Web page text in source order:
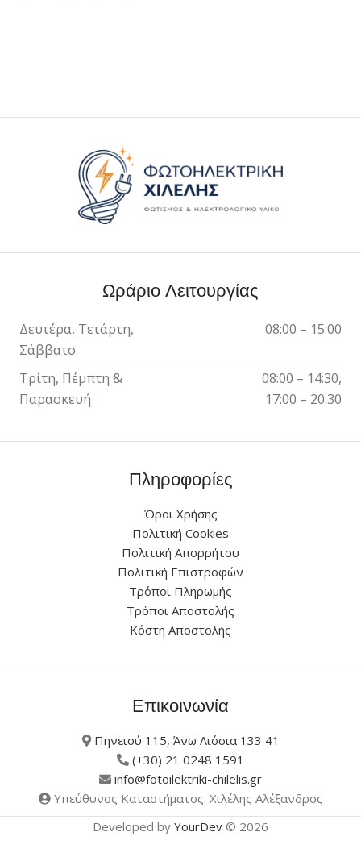
Ωράριο Λειτουργίας
Δευτέρα, Τετάρτη,
Σάββατο
08:00 – 15:00
Τρίτη, Πέμπτη &
Παρασκευή
08:00 – 14:30,
17:00 – 20:30
Πληροφορίες
Όροι Χρήσης
Πολιτική Cookies
Πολιτική Απορρήτου
Πολιτική Επιστροφών
Τρόποι Πληρωμής
Τρόποι Αποστολής
Κόστη Αποστολής
Επικοινωνία
Πηνειού 115, Άνω Λιόσια 133 41
(+30) 21 0248 1591
info@fotoilektriki-chilelis.gr
Υπεύθυνος Καταστήματος: Χιλέλης Αλέξανδρος
Developed by YourDev © 2026